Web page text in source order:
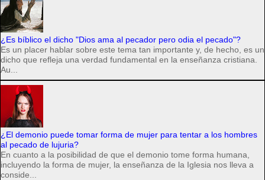
¿Es bíblico el dicho "Dios ama al pecador pero odia el pecado"?
Es un placer hablar sobre este tema tan importante y, de hecho, es un
dicho que refleja una verdad fundamental en la enseñanza cristiana.
Au...
¿El demonio puede tomar forma de mujer para tentar a los hombres
al pecado de lujuria?
En cuanto a la posibilidad de que el demonio tome forma humana,
incluyendo la forma de mujer, la enseñanza de la Iglesia nos lleva a
conside...